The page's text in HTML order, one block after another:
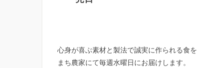
心身が喜ぶ素材と製法で誠実に作られる食を
まち農家にて毎週水曜日にお届けします。